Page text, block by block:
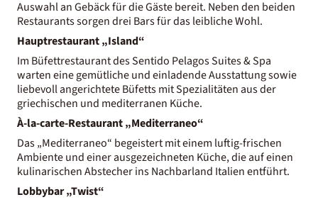
Auswahl an Gebäck für die Gäste bereit. Neben den beiden
Restaurants sorgen drei Bars für das leibliche Wohl.
Hauptrestaurant „Island“
Im Büfettrestaurant des Sentido Pelagos Suites & Spa
warten eine gemütliche und einladende Ausstattung sowie
liebevoll angerichtete Büfetts mit Spezialitäten aus der
griechischen und mediterranen Küche.
À-la-carte-Restaurant „Mediterraneo“
Das „Mediterraneo“ begeistert mit einem luftig-frischen
Ambiente und einer ausgezeichneten Küche, die auf einen
kulinarischen Abstecher ins Nachbarland Italien entführt.
Lobbybar „Twist“